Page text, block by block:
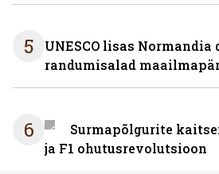
5
UNESCO lisas Normandia
randumisalad
6
Surmapõlgurite
ja F1 ohutusrevolutsioon